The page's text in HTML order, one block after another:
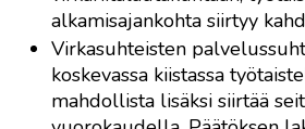
alkamisajankohta siirtyy
Virkasuhteisten
koskevassa kiistassa
mahdollista lisäksi siirtää